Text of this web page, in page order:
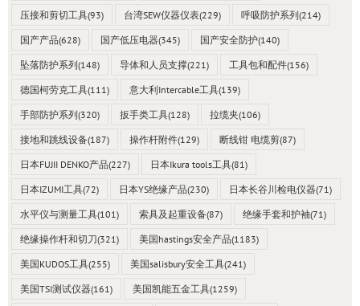
压接和剪切工具(93) 台湾SEW仪器仪表(229) 呼吸防护系列(214)
国产产品(628) 国产低压电器(345) 国产安全防护(140)
坠落防护系列(148) 导体和人员支撑(221) 工具包和配件(156)
德国柯劳克工具(111) 意大利Intercable工具(139)
手部防护系列(320) 扳手类工具(128) 拉缆夹(106)
接地和跳线设备(187) 操作杆附件(129) 断线钳 电缆剪(87)
日本FUJII DENKO产品(227) 日本Ikura tools工具(81)
日本IZUMI工具(72) 日本YS绝缘产品(230) 日本长谷川检电仪器(71)
水平仪与测量工具(101) 索具及起重设备(87) 绝缘手套和护袖(71)
绝缘操作杆和切刀(321) 美国hastings安全产品(1183)
美国KUDOS工具(255) 美国salisbury安全工具(241)
美国TSI测试仪器(161) 美国凯能五金工具(1259)